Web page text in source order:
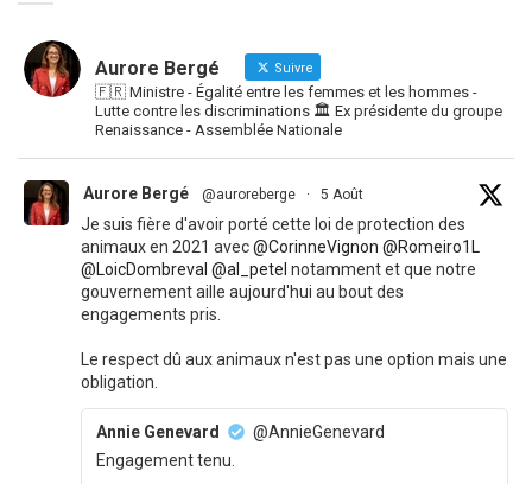
Aurore Bergé Suivre
🇫🇷 Ministre - Égalité entre les femmes et les hommes -
Lutte contre les discriminations 🏛 Ex présidente du groupe
Renaissance - Assemblée Nationale
Aurore Bergé @auroreberge · 5 Août
Je suis fière d'avoir porté cette loi de protection des
animaux en 2021 avec@CorinneVignon @Romeiro1L
@LoicDombreval @al_petel notamment et que notre
gouvernement aille aujourd'hui au bout des
engagements pris.
Le respect dû aux animaux n'est pas une option mais une
obligation.
Annie Genevard
@AnnieGenevard
Engagement tenu.